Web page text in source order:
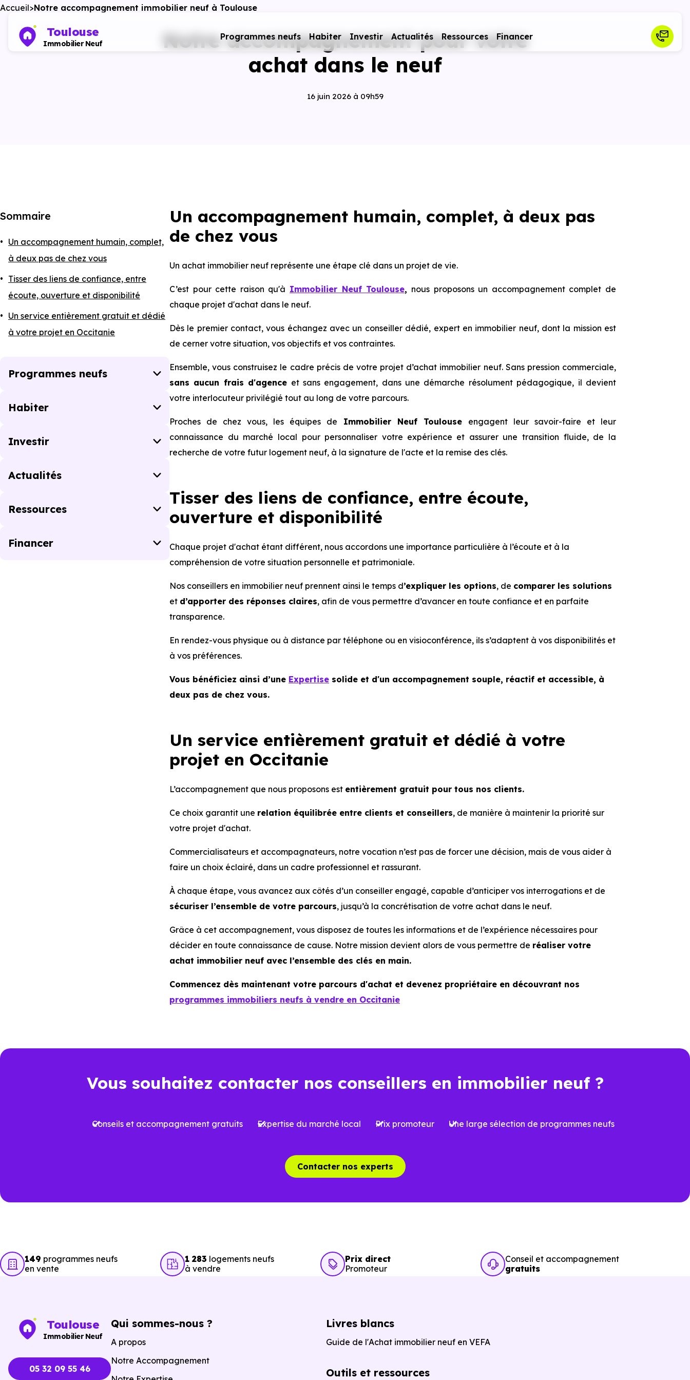
Toulouse
Immobilier Neuf
Programmes neufs Habiter Investir Actualités Ressources Financer
Accueil Notre accompagnement immobilier neuf à Toulouse
Notre accompagnement pour votre
achat dans le neuf
16 juin 2026 à 09h59
Sommaire
Un accompagnement humain, complet,
à deux pas de chez vous
Tisser des liens de confiance, entre
écoute, ouverture et disponibilité
Un service entièrement gratuit et dédié
à votre projet en Occitanie
Programmes neufs
Habiter
Investir
Actualités
Ressources
Financer
Un accompagnement humain, complet, à deux pas
de chez vous
Un achat immobilier neuf représente une étape clé dans un projet de vie.
C’est pour cette raison qu'à Immobilier Neuf Toulouse, nous proposons un accompagnement complet de
chaque projet d'achat dans le neuf.
Dès le premier contact, vous échangez avec un conseiller dédié, expert en immobilier neuf, dont la mission est
de cerner votre situation, vos objectifs et vos contraintes.
Ensemble, vous construisez le cadre précis de votre projet d’achat immobilier neuf. Sans pression commerciale,
sans aucun frais d'agence et sans engagement, dans une démarche résolument pédagogique, il devient
votre interlocuteur privilégié tout au long de votre parcours.
Proches de chez vous, les équipes de Immobilier Neuf Toulouse engagent leur savoir-faire et leur
connaissance du marché local pour personnaliser votre expérience et assurer une transition fluide, de la
recherche de votre futur logement neuf, à la signature de l'acte et la remise des clés.
Tisser des liens de confiance, entre écoute,
ouverture et disponibilité
Chaque projet d'achat étant différent, nous accordons une importance particulière à l’écoute et à la
compréhension de votre situation personnelle et patrimoniale.
Nos conseillers en immobilier neuf prennent ainsi le temps d’expliquer les options, de comparer les solutions
et d’apporter des réponses claires, afin de vous permettre d’avancer en toute confiance et en parfaite
transparence.
En rendez-vous physique ou à distance par téléphone ou en visioconférence, ils s’adaptent à vos disponibilités et
à vos préférences.
Vous bénéficiez ainsi d’une Expertise solide et d'un accompagnement souple, réactif et accessible, à
deux pas de chez vous.
Un service entièrement gratuit et dédié à votre
projet en Occitanie
L’accompagnement que nous proposons est entièrement gratuit pour tous nos clients.
Ce choix garantit une relation équilibrée entre clients et conseillers, de manière à maintenir la priorité sur
votre projet d'achat.
Commercialisateurs et accompagnateurs, notre vocation n’est pas de forcer une décision, mais de vous aider à
faire un choix éclairé, dans un cadre professionnel et rassurant.
À chaque étape, vous avancez aux côtés d’un conseiller engagé, capable d’anticiper vos interrogations et de
sécuriser l’ensemble de votre parcours, jusqu’à la concrétisation de votre achat dans le neuf.
Grâce à cet accompagnement, vous disposez de toutes les informations et de l’expérience nécessaires pour
décider en toute connaissance de cause. Notre mission devient alors de vous permettre de réaliser votre
achat immobilier neuf avec l’ensemble des clés en main.
Commencez dès maintenant votre parcours d'achat et devenez propriétaire en découvrant nos
programmes immobiliers neufs à vendre en Occitanie
Vous souhaitez contacter nos conseillers en immobilier neuf ?
Conseils et accompagnement gratuits Expertise du marché local Prix promoteur Une large sélection de programmes neufs
Contacter nos experts
149 programmes neufs
en vente
1 283 logements neufs
à vendre
Prix direct
Promoteur
Conseil et accompagnement
gratuits
Toulouse
Immobilier Neuf
05 32 09 55 46
Qui sommes-nous ?
A propos
Notre Accompagnement
Livres blancs
Guide de l'Achat immobilier neuf en VEFA
Outils et ressources